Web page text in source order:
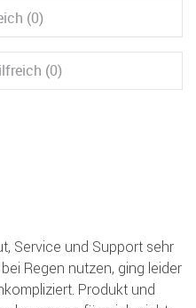
(0)
(0)
Service und Support sehr
Regen nutzen, ging leider
Produkt und